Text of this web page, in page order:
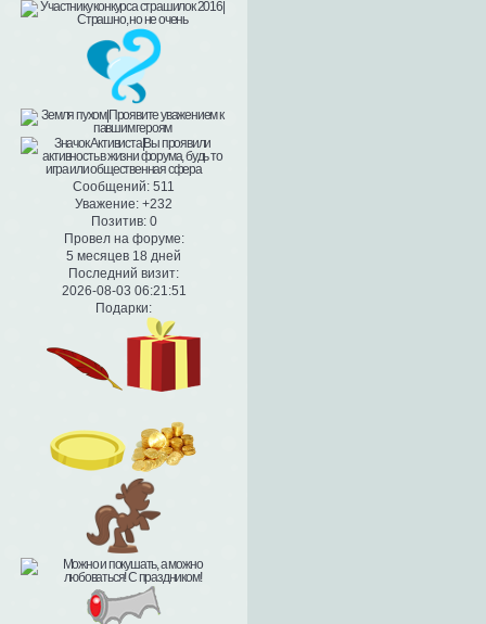
Сообщений: 511
Уважение: +232
Позитив: 0
Провел на форуме:
5 месяцев 18 дней
Последний визит:
2026-08-03 06:21:51
Подарки: